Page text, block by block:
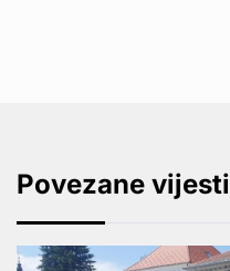
Povezane vijesti